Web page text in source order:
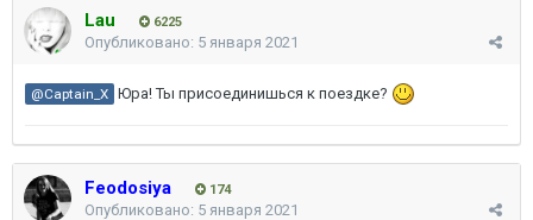
Lau 6225
Опубликовано: 5 января 2021
@Captain_X Юра! Ты присоединишься к поездке?
Feodosiya 174
Опубликовано: 5 января 2021